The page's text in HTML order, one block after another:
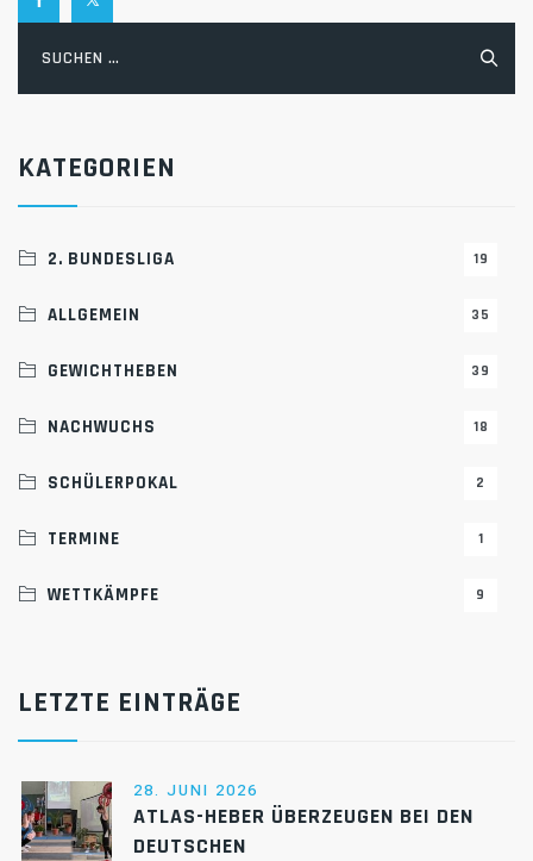
nach:
KATEGORIEN
2. BUNDESLIGA 19
ALLGEMEIN 35
GEWICHTHEBEN 39
NACHWUCHS 18
SCHÜLERPOKAL 2
TERMINE 1
WETTKÄMPFE 9
LETZTE EINTRÄGE
28. JUNI 2026
ATLAS-HEBER ÜBERZEUGEN BEI DEN
DEUTSCHEN